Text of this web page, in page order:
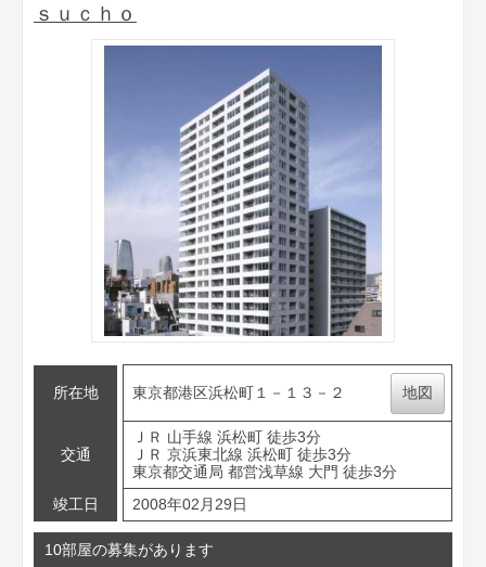
ｓｕｃｈｏ
所在地 東京都港区浜松町１－１３－２ 地図
交通
ＪＲ 山手線 浜松町 徒歩3分
ＪＲ 京浜東北線 浜松町 徒歩3分
東京都交通局 都営浅草線 大門 徒歩3分
竣工日
2008年02月29日
10部屋の募集があります